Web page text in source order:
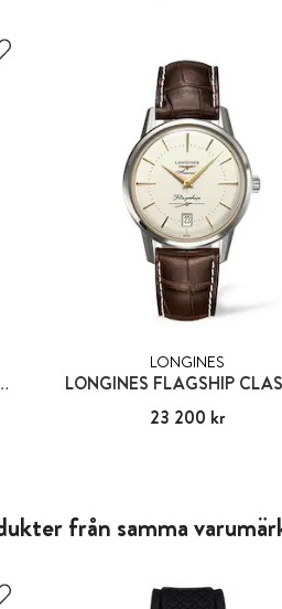
STEEL GENT
LONGINES
LONGINES FLAGSHIP
Pris:23 200 kr
23 200 kr
från samma